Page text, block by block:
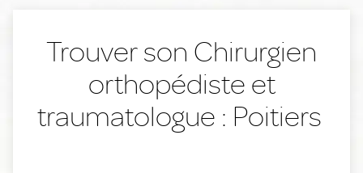
Trouver son Chirurgien
orthopédiste et
traumatologue : Poitiers